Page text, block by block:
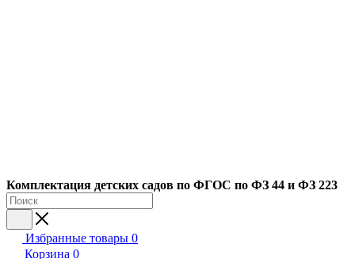
Комплектация детских садов по ФГОC по ФЗ 44 и ФЗ 223
Избранные товары 0
Корзина 0